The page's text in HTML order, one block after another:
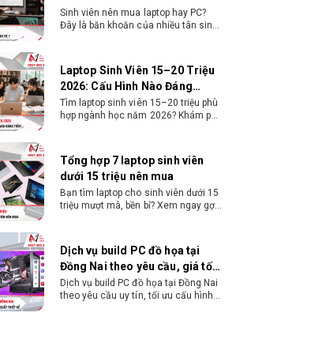
Tiền?
Tìm laptop sinh viên 15–20 triệu phù
hợp ngành học năm 2026? Khám phá
Tổng hợp 7 laptop sinh viên
dưới 15 triệu nên mua
Bạn tìm laptop cho sinh viên dưới 15
triệu mượt mà, bền bỉ? Xem ngay gợi
năm đại học.
Dịch vụ build PC đồ họa tại
Đồng Nai theo yêu cầu, giá tốt,
uy tín
Dịch vụ build PC đồ họa tại Đồng Nai
theo yêu cầu uy tín, tối ưu cấu hình
10+ Mẫu laptop học sinh, sinh
viên nên mua 2026
Gợi ý 10+ mẫu laptop cho học sinh
sinh viên 2026 theo ngân sách và